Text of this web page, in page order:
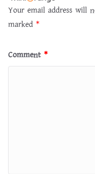
Your email address will
marked *
Comment *